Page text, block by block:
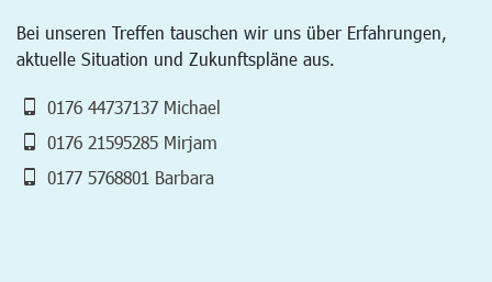
Bei unseren Treffen tauschen wir uns über Erfahrungen,
aktuelle Situation und Zukunftspläne aus.
0176 44737137 Michael
0176 21595285 Mirjam
0177 5768801 Barbara